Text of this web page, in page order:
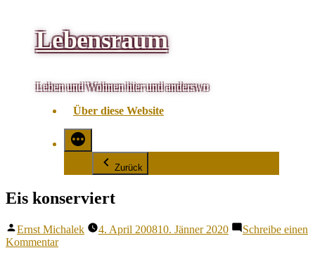
springen
Lebensraum
Leben und Wohnen hier und anderswo
Über diese Website
Zurück
Eis konserviert
Veröffentlicht
von
Ernst Michalek 4. April 200810. Jänner 2020
Schreibe einen
Kommentarzu